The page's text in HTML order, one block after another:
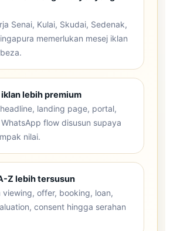
Senai, Kulai, Skudai, Sedenak,
memerlukan mesej iklan
lebih premium
landing page, portal,
WhatsApp flow disusun supaya
nilai.
Z lebih tersusun
viewing, offer, booking, loan,
consent hingga serahan